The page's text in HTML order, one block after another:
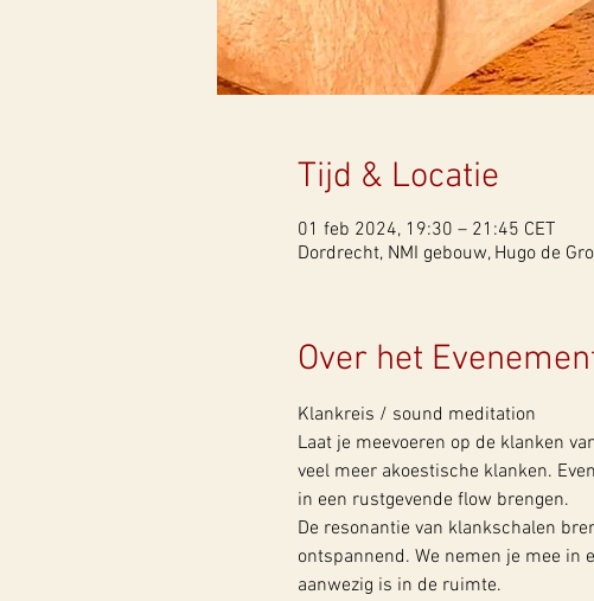
Tijd & Locatie
01 feb 2024, 19:30 – 21:45 CET
Dordrecht, NMI gebouw, Hugo de
Over het
Klankreis / sound meditation
Laat je meevoeren op de klanken
veel meer akoestische klanken.
in een rustgevende flow brengen.
De resonantie van klankschalen
ontspannend. We nemen je mee
aanwezig is in de ruimte.